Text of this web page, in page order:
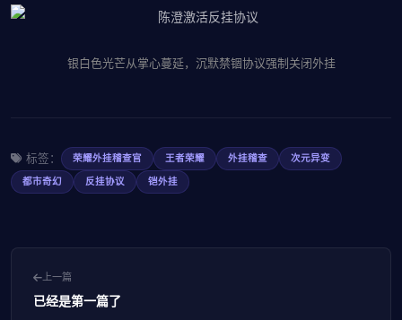
银白色光芒从掌心蔓延，沉默禁锢协议强制关闭外挂
标签： 荣耀外挂稽查官 王者荣耀 外挂稽查
次元异变
都市奇幻
反挂协议 铠外挂
上一篇
已经是第一篇了